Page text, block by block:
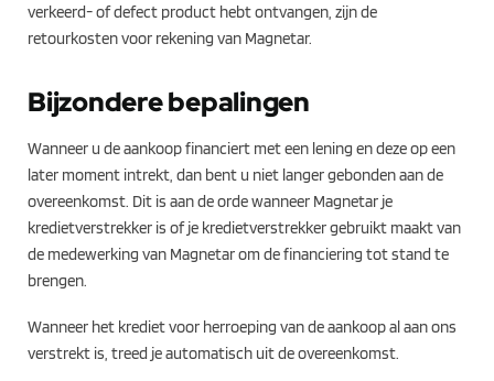
verkeerd- of defect product hebt ontvangen, zijn de
retourkosten voor rekening van Magnetar.
Bijzondere bepalingen
Wanneer u de aankoop financiert met een lening en deze op een
later moment intrekt, dan bent u niet langer gebonden aan de
overeenkomst. Dit is aan de orde wanneer Magnetar je
kredietverstrekker is of je kredietverstrekker gebruikt maakt van
de medewerking van Magnetar om de financiering tot stand te
brengen.
Wanneer het krediet voor herroeping van de aankoop al aan ons
verstrekt is, treed je automatisch uit de overeenkomst.